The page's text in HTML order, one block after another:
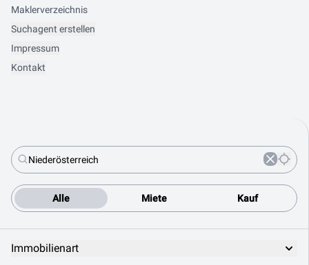
Alle Miete Kauf
Immobilienart
Maklerverzeichnis
Suchagent erstellen
Impressum
Kontakt